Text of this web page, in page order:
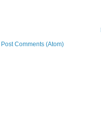
Post Comments (Atom)